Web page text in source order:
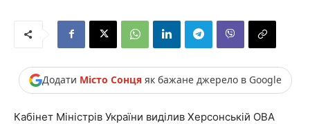
Додати Місто Сонцяяк бажане джерело в Google
Кабінет Міністрів України виділив Херсонській ОВА